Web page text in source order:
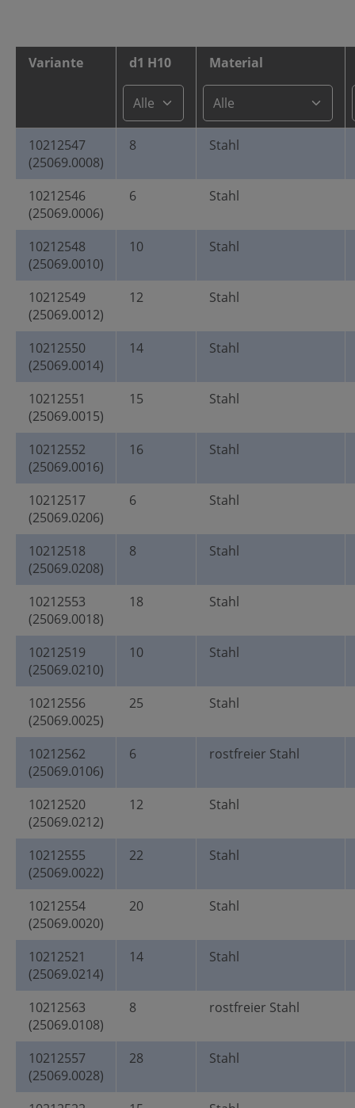
Variante d1 H10 Material
10212547
(25069.0008)
8 Stahl
10212546
(25069.0006)
6 Stahl
10212548
(25069.0010)
10 Stahl
10212549
(25069.0012)
12 Stahl
10212550
(25069.0014)
14 Stahl
10212551
(25069.0015)
15 Stahl
10212552
(25069.0016)
16 Stahl
10212517
(25069.0206)
6 Stahl
10212518
(25069.0208)
8 Stahl
10212553
(25069.0018)
18 Stahl
10212519
(25069.0210)
10 Stahl
10212556
(25069.0025)
25 Stahl
10212562
(25069.0106)
6 rostfreier Stahl
10212520
(25069.0212)
12 Stahl
10212555
(25069.0022)
22 Stahl
10212554
(25069.0020)
20 Stahl
10212521
(25069.0214)
14 Stahl
10212563
(25069.0108)
8 rostfreier Stahl
10212557
(25069.0028)
28 Stahl